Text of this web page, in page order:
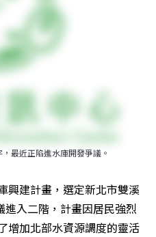
最近正陷進水庫開發爭議。
興建計畫，選定新北市雙溪
入二階，計畫因居民強烈
增加北部水資源調度的靈活